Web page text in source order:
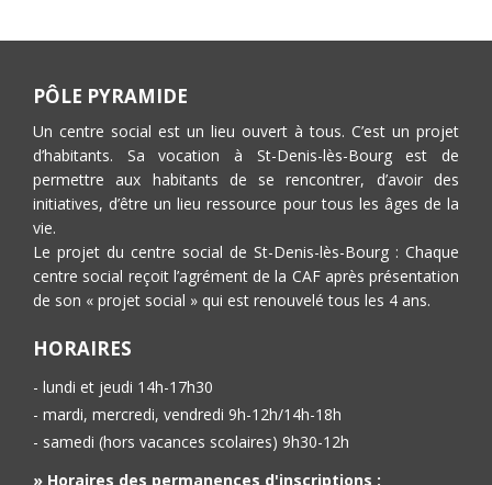
PÔLE PYRAMIDE
Un centre social est un lieu ouvert à tous. C’est un projet
d’habitants. Sa vocation à St-Denis-lès-Bourg est de
permettre aux habitants de se rencontrer, d’avoir des
initiatives, d’être un lieu ressource pour tous les âges de la
vie.
Le projet du centre social de St-Denis-lès-Bourg : Chaque
centre social reçoit l’agrément de la CAF après présentation
de son « projet social » qui est renouvelé tous les 4 ans.
HORAIRES
- lundi et jeudi 14h-17h30
- mardi, mercredi, vendredi 9h-12h/14h-18h
- samedi (hors vacances scolaires) 9h30-12h
» Horaires des permanences d'inscriptions :